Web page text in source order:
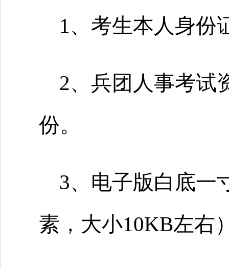
1、考生本人身份
2、兵团人事考试
份。
3、电子版白底一
素，大小10KB左右